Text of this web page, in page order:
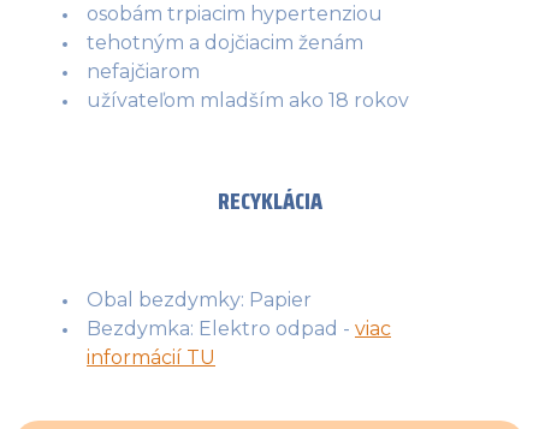
osobám trpiacim hypertenziou
tehotným a dojčiacim ženám
nefajčiarom
užívateľom mladším ako 18 rokov
RECYKLÁCIA
Obal bezdymky: Papier
Bezdymka: Elektro odpad - viac
informácií TU